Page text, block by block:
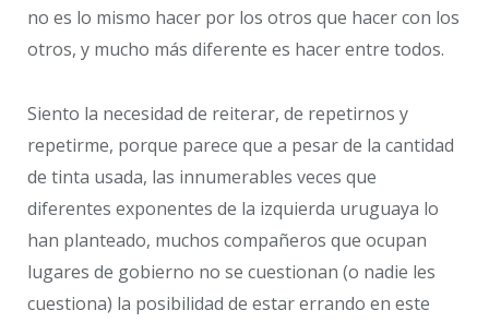
no es lo mismo hacer por los otros que hacer con los
otros, y mucho más diferente es hacer entre todos.
Siento la necesidad de reiterar, de repetirnos y
repetirme, porque parece que a pesar de la cantidad
de tinta usada, las innumerables veces que
diferentes exponentes de la izquierda uruguaya lo
han planteado, muchos compañeros que ocupan
lugares de gobierno no se cuestionan (o nadie les
cuestiona) la posibilidad de estar errando en este